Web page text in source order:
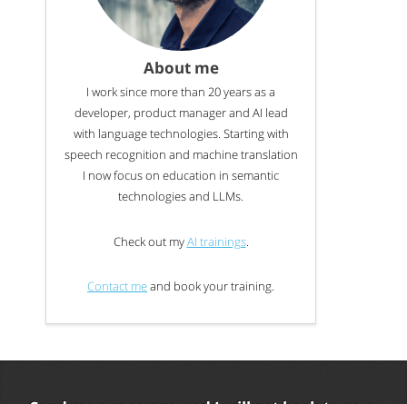
About me
I work since more than 20 years as a
developer, product manager and AI lead
with language technologies. Starting with
speech recognition and machine translation
I now focus on education in semantic
technologies and LLMs.
Check out myAI trainings.
Contact meand book your training.